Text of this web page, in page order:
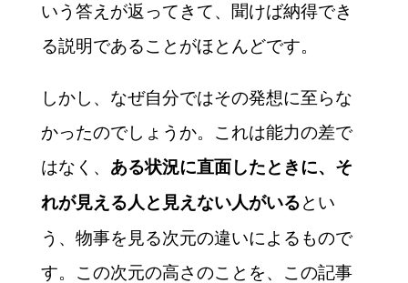
いう答えが返ってきて、聞けば納得でき
る説明であることがほとんどです。
しかし、なぜ自分ではその発想に至らな
かったのでしょうか。これは能力の差で
はなく、 ある状況に直面したときに、そ
れが見える人と見えない人がいるとい
う、物事を見る次元の違いによるもので
す。この次元の高さのことを、この記事